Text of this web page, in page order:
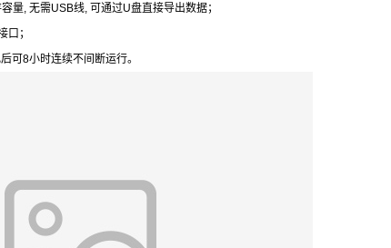
, 无需USB线, 可通过U盘直接导出数据；
；
8小时连续不间断运行。